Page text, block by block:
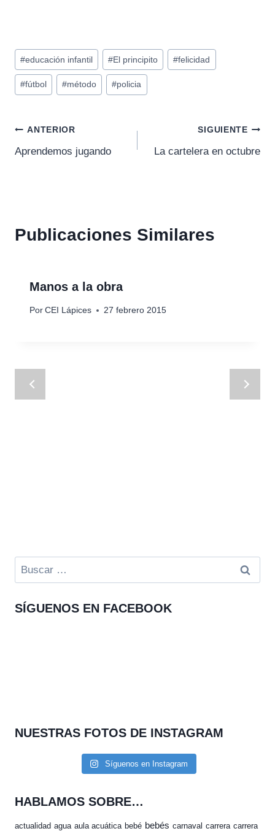
Etiquetas
de
la
#educación infantil #El principito #felicidad
#fútbol #método #policia
Navegación
de
ANTERIOR
Aprendemos jugando
SIGUIENTE
La cartelera en octubre
Publicaciones Similares
Manos a la obra
Por CEI Lápices 27 febrero 2015
Buscar:
SÍGUENOS EN FACEBOOK
NUESTRAS FOTOS DE INSTAGRAM
Síguenos en Instagram
HABLAMOS SOBRE…
actualidad agua aula acuática bebé bebés carnaval carrera carrera